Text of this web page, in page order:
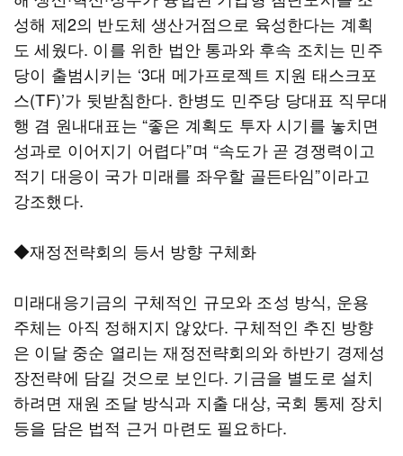
성해 제2의 반도체 생산거점으로 육성한다는 계획
도 세웠다. 이를 위한 법안 통과와 후속 조치는 민주
당이 출범시키는 ‘3대 메가프로젝트 지원 태스크포
스(TF)’가 뒷받침한다. 한병도 민주당 당대표 직무대
행 겸 원내대표는 “좋은 계획도 투자 시기를 놓치면
성과로 이어지기 어렵다”며 “속도가 곧 경쟁력이고
적기 대응이 국가 미래를 좌우할 골든타임”이라고
강조했다.
◆재정전략회의 등서 방향 구체화
미래대응기금의 구체적인 규모와 조성 방식, 운용
주체는 아직 정해지지 않았다. 구체적인 추진 방향
은 이달 중순 열리는 재정전략회의와 하반기 경제성
장전략에 담길 것으로 보인다. 기금을 별도로 설치
하려면 재원 조달 방식과 지출 대상, 국회 통제 장치
등을 담은 법적 근거 마련도 필요하다.